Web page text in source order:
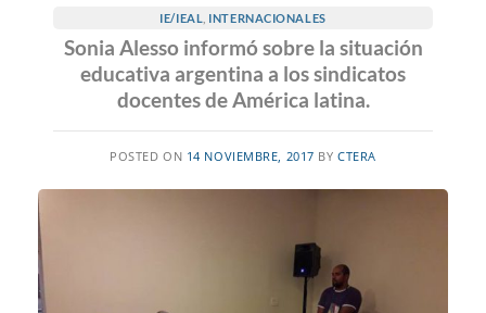
IE/IEAL INTERNACIONALES
Sonia Alesso informó sobre la situación
educativa argentina a los sindicatos
docentes de América latina.
POSTED ON 14 NOVIEMBRE, 2017 BYCTERA